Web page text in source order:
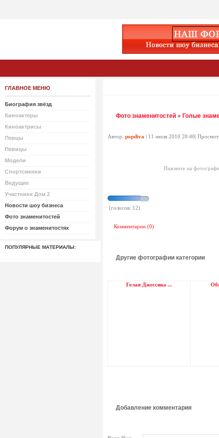
ГЛАВНОЕ МЕНЮ
Биография звёзд
Киноактеры
Киноактрисы
Певцы
Певицы
Модели
Спортсменки
Ведущие
Участники Дом 2
Новости шоу бизнеса
Фото знаменитостей
Форум о знаменитостях
ПОПУЛЯРНЫЕ МАТЕРИАЛЫ:
Фото знаменитостей » Голые
Автор: popdiva | 11 июля 2010 20:40|
Нажмите на
(голосов: 12)
Комментарии (0)
Другие фотографии категории
Голая Джессика ...
Добавление комментария